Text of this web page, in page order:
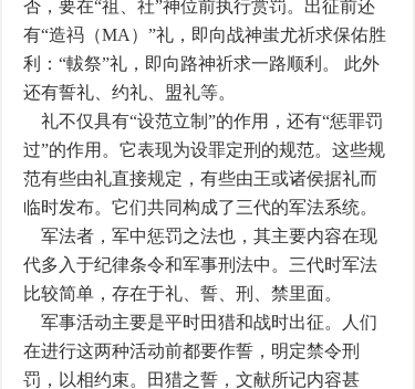
否，要在“祖、社”神位前执行赏罚。出征前还
有“造祃（MA）”礼，即向战神蚩尤祈求保佑胜
利：“軷祭”礼，即向路神祈求一路顺利。 此外
还有誓礼、约礼、盟礼等。
礼不仅具有“设范立制”的作用，还有“惩罪罚
过”的作用。它表现为设罪定刑的规范。这些规
范有些由礼直接规定，有些由王或诸侯据礼而
临时发布。它们共同构成了三代的军法系统。
军法者，军中惩罚之法也，其主要内容在现
代多入于纪律条令和军事刑法中。三代时军法
比较简单，存在于礼、誓、刑、禁里面。
军事活动主要是平时田猎和战时出征。人们
在进行这两种活动前都要作誓，明定禁令刑
罚，以相约束。田猎之誓，文献所记内容甚